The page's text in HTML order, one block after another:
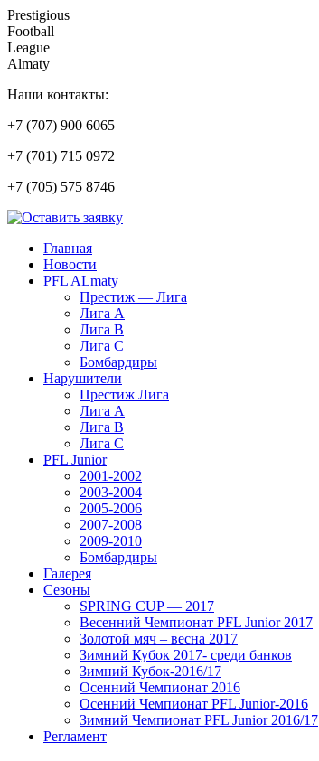
Prestigious
Football
League
Almaty
Наши контакты:
+7 (707) 900 6065
+7 (701) 715 0972
+7 (705) 575 8746
Главная
Новости
PFL ALmaty
Престиж — Лига
Лига А
Лига В
Лига С
Бомбардиры
Нарушители
Престиж Лига
Лига А
Лига В
Лига С
PFL Junior
2001-2002
2003-2004
2005-2006
2007-2008
2009-2010
Бомбардиры
Галерея
Сезоны
SPRING CUP — 2017
Весенний Чемпионат PFL Junior 2017
Золотой мяч – весна 2017
Зимний Кубок 2017- среди банков
Зимний Кубок-2016/17
Осенний Чемпионат 2016
Осенний Чемпионат PFL Junior-2016
Зимний Чемпионат PFL Junior 2016/17
Регламент